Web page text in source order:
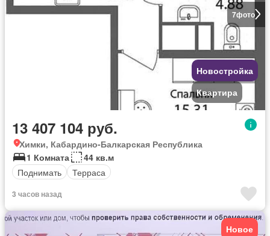
7фото
Новостройка
Квартира
13 407 104 руб.
Химки, Кабардино-Балкарская Республика
1 Комната
44 кв.м
Поднимать
Терраса
3 часов назад
Новое